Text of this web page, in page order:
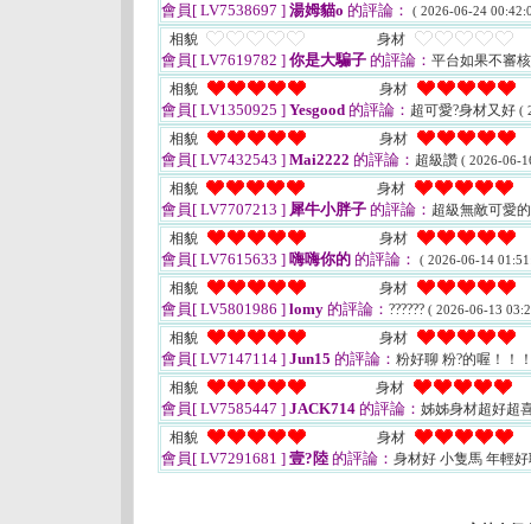
會員[ LV7538697 ] 湯姆貓o 的評論： ( 2026-06-24
相貌 身材
會員[ LV7619782 ] 你是大騙子 的評論： 平台如果不審
相貌
身材
會員[ LV1350925 ] Yesgood 的評論： 超可愛?身材又好 (
相貌 身材
會員[ LV7432543 ] Mai2222 的評論： 超級讚 ( 2026-06-
相貌 身材
會員[ LV7707213 ] 犀牛小胖子 的評論： 超級無敵可愛
相貌
身材
會員[ LV7615633 ] 嗨嗨你的 的評論： ( 2026-06-14
相貌 身材
會員[ LV5801986 ] lomy 的評論： ?????? ( 2026-06-13
相貌 身材
會員[ LV7147114 ] Jun15 的評論： 粉好聊 粉?的喔！！
相貌
身材
會員[ LV7585447 ] JACK714 的評論： 姊姊身材超好超
相貌
身材
會員[ LV7291681 ] 壹?陸 的評論： 身材好 小隻馬 年輕